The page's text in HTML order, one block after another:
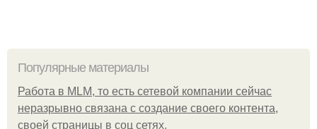
Популярные материалы
Работа в MLM, то есть сетевой компании сейчас
неразрывно связана с создание своего контента,
своей страницы в соц сетях.